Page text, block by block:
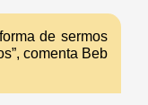
de sermos
comenta Beb